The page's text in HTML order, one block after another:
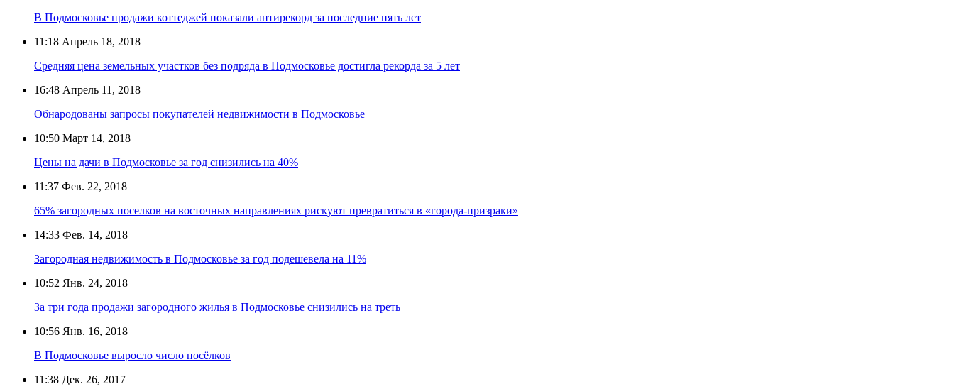
В Подмосковье продажи коттеджей показали антирекорд за последние пять лет
11:18 Апрель 18, 2018
Средняя цена земельных участков без подряда в Подмосковье достигла рекорда за 5 лет
16:48 Апрель 11, 2018
Обнародованы запросы покупателей недвижимости в Подмосковье
10:50 Март 14, 2018
Цены на дачи в Подмосковье за год снизились на 40%
11:37 Фев. 22, 2018
65% загородных поселков на восточных направлениях рискуют превратиться в «города-призраки»
14:33 Фев. 14, 2018
Загородная недвижимость в Подмосковье за год подешевела на 11%
10:52 Янв. 24, 2018
За три года продажи загородного жилья в Подмосковье снизились на треть
10:56 Янв. 16, 2018
В Подмосковье выросло число посёлков
11:38 Дек. 26, 2017